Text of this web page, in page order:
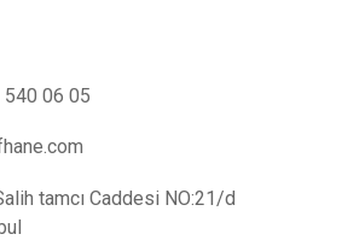
540 06 05
tamcı Caddesi NO:21/d